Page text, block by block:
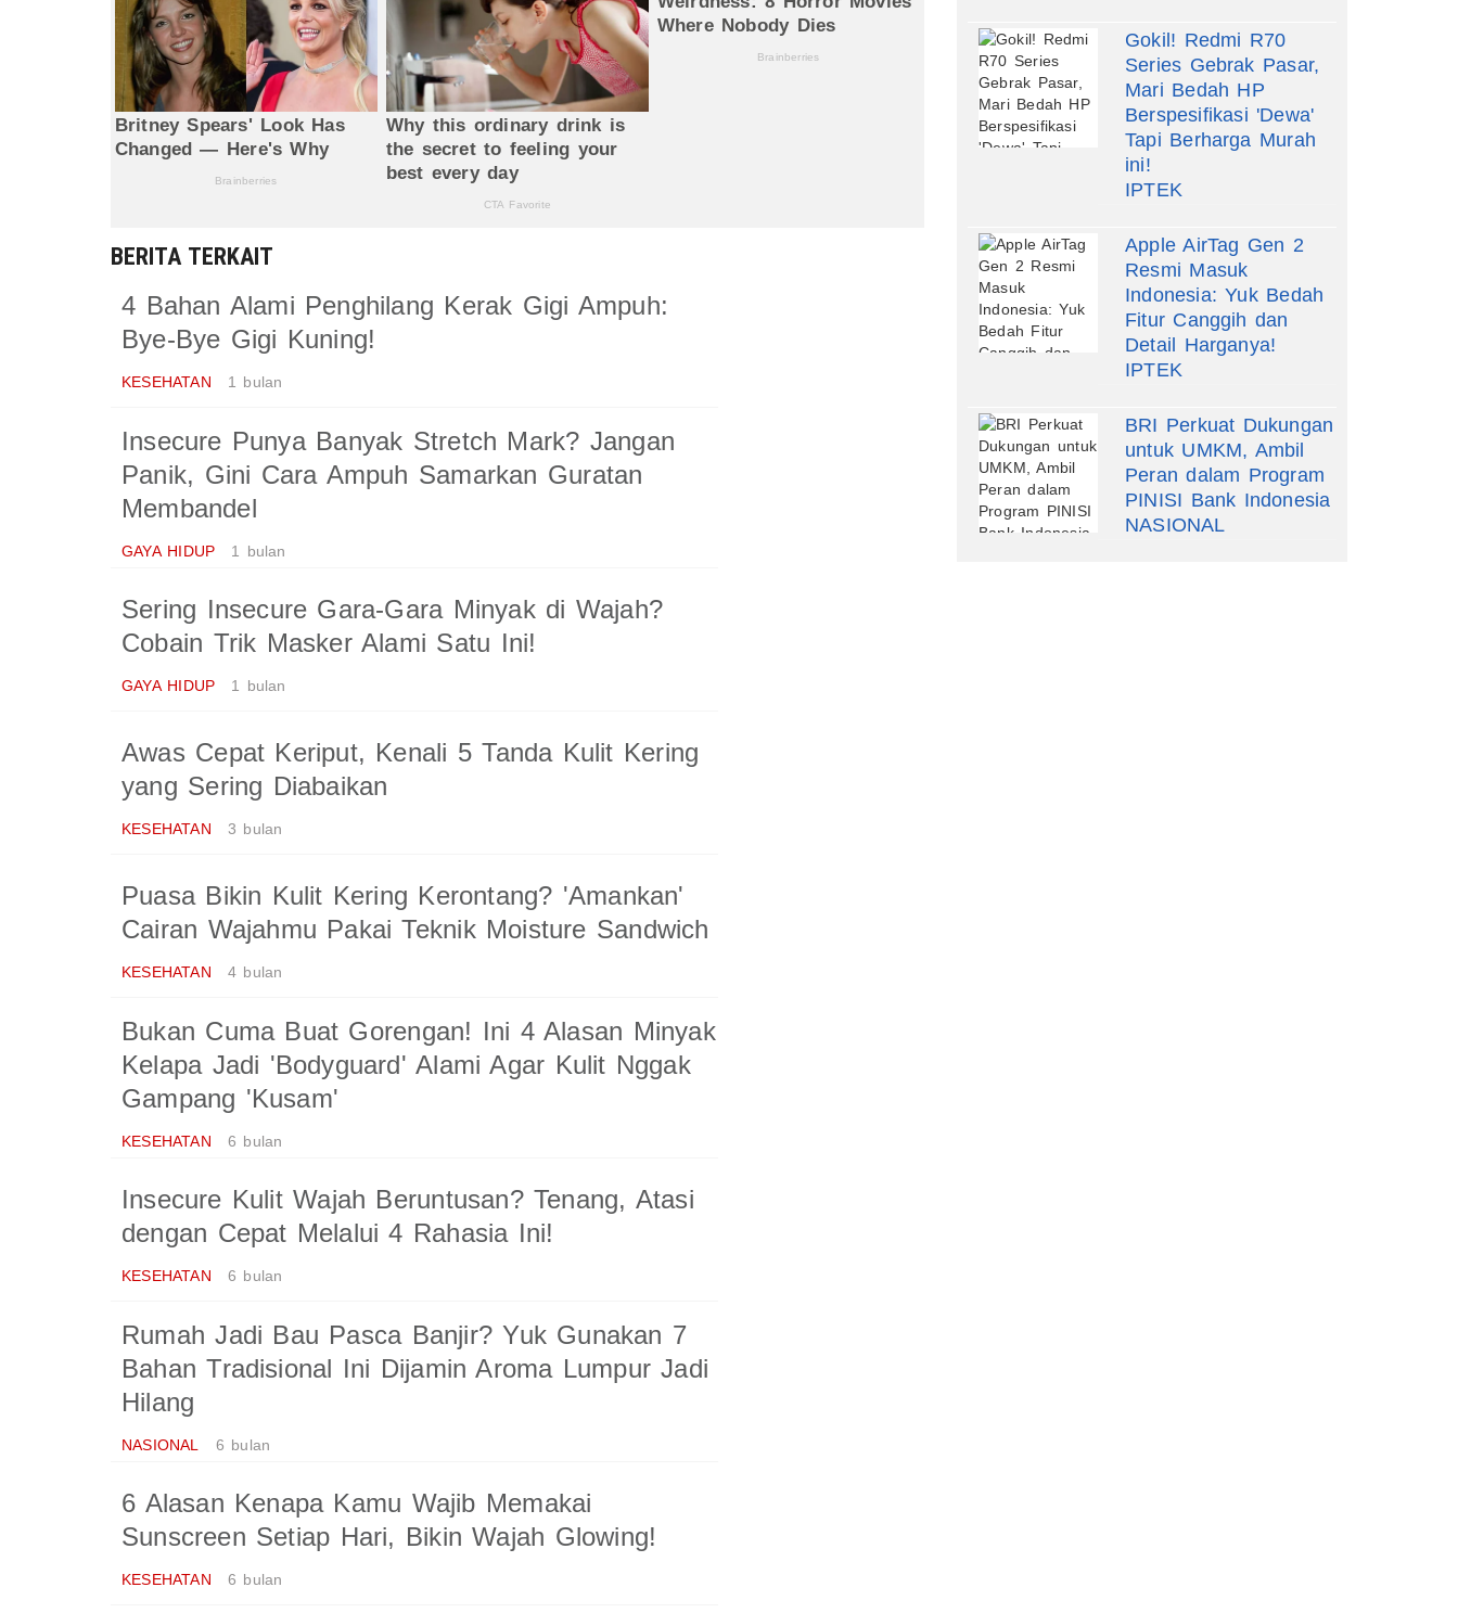
BERITA TERKAIT
4 Bahan Alami Penghilang Kerak Gigi Ampuh:
Bye-Bye Gigi Kuning!
KESEHATAN 1 bulan
Insecure Punya Banyak Stretch Mark? Jangan
Panik, Gini Cara Ampuh Samarkan Guratan
Membandel
GAYA HIDUP 1 bulan
Sering Insecure Gara-Gara Minyak di Wajah?
Cobain Trik Masker Alami Satu Ini!
GAYA HIDUP 1 bulan
Awas Cepat Keriput, Kenali 5 Tanda Kulit Kering
yang Sering Diabaikan
KESEHATAN 3 bulan
Puasa Bikin Kulit Kering Kerontang? 'Amankan'
Cairan Wajahmu Pakai Teknik Moisture Sandwich
KESEHATAN 4 bulan
Bukan Cuma Buat Gorengan! Ini 4 Alasan Minyak
Kelapa Jadi 'Bodyguard' Alami Agar Kulit Nggak
Gampang 'Kusam'
KESEHATAN 6 bulan
Insecure Kulit Wajah Beruntusan? Tenang, Atasi
dengan Cepat Melalui 4 Rahasia Ini!
KESEHATAN 6 bulan
Rumah Jadi Bau Pasca Banjir? Yuk Gunakan 7
Bahan Tradisional Ini Dijamin Aroma Lumpur Jadi
Hilang
NASIONAL 6 bulan
6 Alasan Kenapa Kamu Wajib Memakai
Sunscreen Setiap Hari, Bikin Wajah Glowing!
KESEHATAN 6 bulan
Gokil! Redmi R70
Series Gebrak Pasar,
Mari Bedah HP
Berspesifikasi 'Dewa'
Tapi Berharga Murah
ini!
IPTEK
Apple AirTag Gen 2
Resmi Masuk
Indonesia: Yuk Bedah
Fitur Canggih dan
Detail Harganya!
IPTEK
BRI Perkuat Dukungan
untuk UMKM, Ambil
Peran dalam Program
PINISI Bank Indonesia
NASIONAL